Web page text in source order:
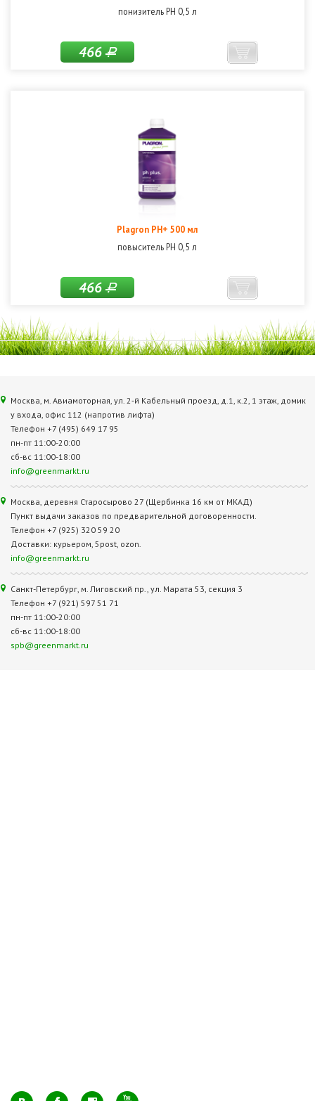
понизитель РН 0,5 л
466Р
Plagron PH+ 500 мл
повыситель РН 0,5 л
466Р
Москва, м. Авиамоторная, ул. 2‑й Кабельный проезд, д.1, к.2, 1 этаж, домик
у входа, офис 112 (напротив лифта)
Телефон +7 (495) 649 17 95
пн-пт 11:00-20:00
сб-вс 11:00-18:00
info@greenmarkt.ru
Москва, деревня Старосырово 27 (Щербинка 16 км от МКАД)
Пункт выдачи заказов по предварительной договоренности.
Телефон +7 (925) 320 59 20
Доставки: курьером, 5post, ozon.
info@greenmarkt.ru
Санкт-Петербург, м. Лиговский пр., ул. Марата 53, секция 3
Телефон +7 (921) 597 51 71
пн-пт 11:00-20:00
сб-вс 11:00-18:00
spb@greenmarkt.ru